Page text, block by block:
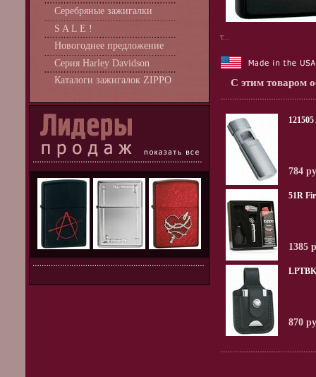
Серебряные зажигалки
S A L E !
Новогоднее предложение
Серия Harley Davidson
Каталоги зажигалок ZIPPO
т...
С этим товаром
784
51R
1385
870